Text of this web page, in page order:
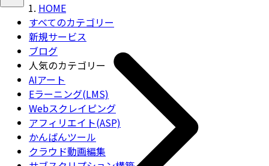
すべてのカテゴリー
新規サービス
ブログ
人気のカテゴリー
AIアート
Eラーニング(LMS)
Webスクレイピング
アフィリエイト(ASP)
かんばんツール
クラウド動画編集
HOME